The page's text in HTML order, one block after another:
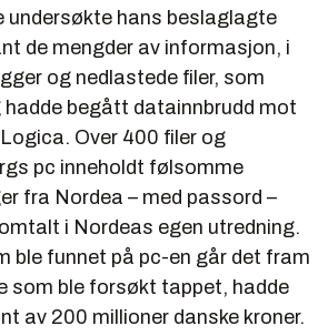
undersøkte hans beslaglagte
de mengder av informasjon, i
og nedlastede filer, som
begått datainnbrudd mot
Over 400 filer og
pc inneholdt følsomme
fra Nordea – med passord –
i Nordeas egen utredning.
ble funnet på pc-en går det fram
som ble forsøkt tappet, hadde
av 200 millioner danske kroner.